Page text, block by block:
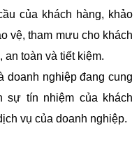
của khách hàng, khảo
vệ, tham mưu cho khách
toàn và tiết kiệm.
doanh nghiệp đang cung
sự tín nhiệm của khách
vụ của doanh nghiệp.